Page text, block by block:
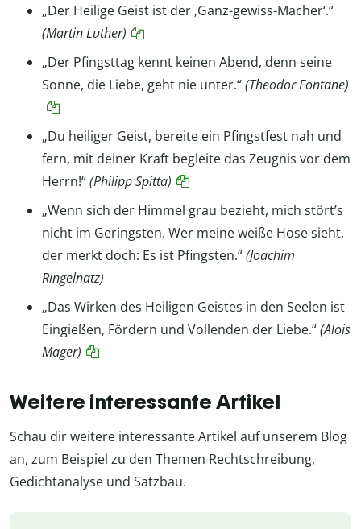
„Der Heilige Geist ist der ‚Ganz-gewiss-Macher‘.“
(Martin Luther)
„Der Pfingsttag kennt keinen Abend, denn seine
Sonne, die Liebe, geht nie unter.“(Theodor Fontane)
„Du heiliger Geist, bereite ein Pfingstfest nah und
fern, mit deiner Kraft begleite das Zeugnis vor dem
Herrn!“(Philipp Spitta)
„Wenn sich der Himmel grau bezieht, mich stört’s
nicht im Geringsten. Wer meine weiße Hose sieht,
der merkt doch: Es ist Pfingsten.“(Joachim
Ringelnatz)
„Das Wirken des Heiligen Geistes in den Seelen ist
Eingießen, Fördern und Vollenden der Liebe.“(Alois
Mager)
Weitere interessante Artikel
Schau dir weitere interessante Artikel auf unserem Blog
an, zum Beispiel zu den Themen Rechtschreibung,
Gedichtanalyse und Satzbau.